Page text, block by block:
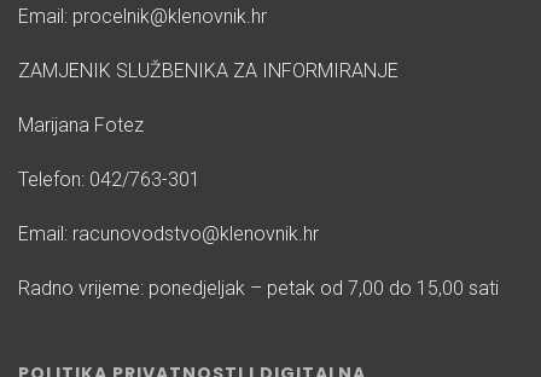
Email: procelnik@klenovnik.hr
ZAMJENIK SLUŽBENIKA ZA INFORMIRANJE
Marijana Fotez
Telefon: 042/763-301
Email: racunovodstvo@klenovnik.hr
Radno vrijeme: ponedjeljak – petak od 7,00 do 15,00 sati